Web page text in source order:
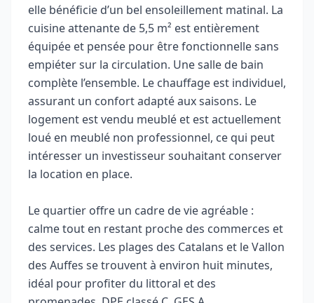
elle bénéficie d’un bel ensoleillement matinal. La
cuisine attenante de 5,5 m² est entièrement
équipée et pensée pour être fonctionnelle sans
empiéter sur la circulation. Une salle de bain
complète l’ensemble. Le chauffage est individuel,
assurant un confort adapté aux saisons. Le
logement est vendu meublé et est actuellement
loué en meublé non professionnel, ce qui peut
intéresser un investisseur souhaitant conserver
la location en place.
Le quartier offre un cadre de vie agréable :
calme tout en restant proche des commerces et
des services. Les plages des Catalans et le Vallon
des Auffes se trouvent à environ huit minutes,
idéal pour profiter du littoral et des